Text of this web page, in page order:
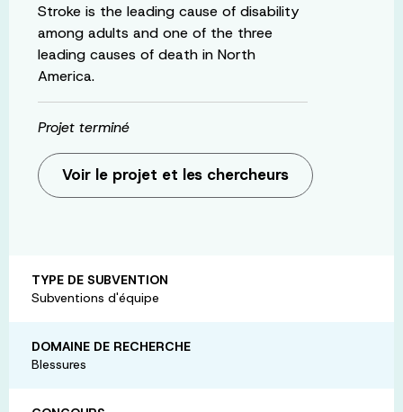
Stroke is the leading cause of disability
among adults and one of the three
leading causes of death in North
America.
Projet terminé
Voir le projet et les chercheurs
TYPE DE SUBVENTION
Subventions d'équipe
DOMAINE DE RECHERCHE
Blessures